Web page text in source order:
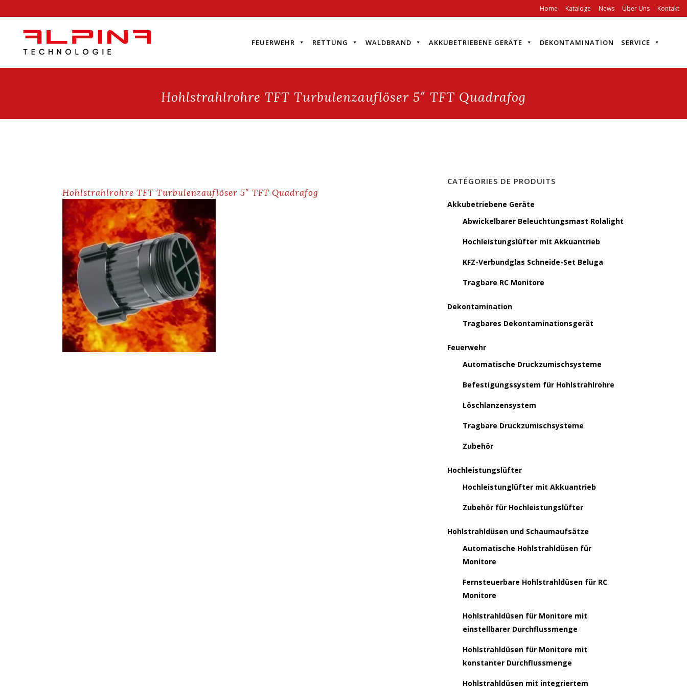
Home Kataloge News Über Uns Kontakt
FEUERWEHR RETTUNG WALDBRAND AKKUBETRIEBENE GERÄTE DEKONTAMINATION SERVICE
Hohlstrahlrohre TFT Turbulenzauflöser 5″ TFT Quadrafog
Hohlstrahlrohre TFT Turbulenzauflöser 5″ TFT Quadrafog
CATÉGORIES DE PRODUITS
Akkubetriebene Geräte
Abwickelbarer Beleuchtungsmast Rolalight
Hochleistungslüfter mit Akkuantrieb
KFZ-Verbundglas Schneide-Set Beluga
Tragbare RC Monitore
Dekontamination
Tragbares Dekontaminationsgerät
Feuerwehr
Automatische Druckzumischsysteme
Befestigungssystem für Hohlstrahlrohre
Löschlanzensystem
Tragbare Druckzumischsysteme
Zubehör
Hochleistungslüfter
Hochleistunglüfter mit Akkuantrieb
Zubehör für Hochleistungslüfter
Hohlstrahldüsen und Schaumaufsätze
Automatische Hohlstrahldüsen für
Monitore
Fernsteuerbare Hohlstrahldüsen für RC
Monitore
Hohlstrahldüsen für Monitore mit
einstellbarer Durchflussmenge
Hohlstrahldüsen für Monitore mit
konstanter Durchflussmenge
Hohlstrahldüsen mit integriertem